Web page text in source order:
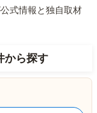
式情報と独自取材
から探す